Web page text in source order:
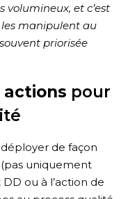
volumineux, et c’est
manipulent au
priorisée
actions pour
de façon
uniquement
ou à l’action de